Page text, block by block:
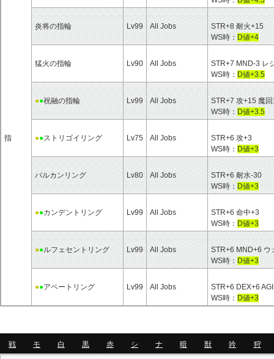
指
炎将の指輪 Lv99 All Jobs
STR+8 耐火+15
WS時： D値+4
猛火の指輪 Lv90 All Jobs
STR+7 MND-3 レ
WS時： D値+3.5
●●祝融の指輪 Lv99 All Jobs
STR+7 攻+15 魔
WS時： D値+3.5
●●ストリゴイリング Lv75 All Jobs
STR+6 攻+3
WS時： D値+3
バルカンリング Lv80 All Jobs
STR+6 耐水-30
WS時： D値+3
●●カンデントリング Lv99 All Jobs
STR+6 命中+3
WS時： D値+3
●●ルフェセントリング Lv99 All Jobs
STR+6 MND+6 ウ
WS時： D値+3
●●アペートリング Lv99 All Jobs
STR+6 DEX+6
WS時： D値+3
戦 モ 白 黒 赤 シ ナ 暗 獣 吟 狩